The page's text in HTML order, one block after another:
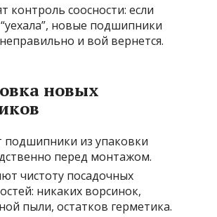
контроль соосности: если
новые подшипники
и вой вернется.
новых
подшипники из упаковки
перед монтажом.
чистоту посадочных
никаких ворсинок,
пыли, остатков герметика.